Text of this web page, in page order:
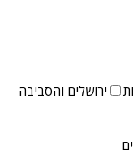
ירושלים והסביבה